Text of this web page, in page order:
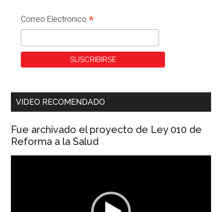
Correo Electronico*
VIDEO RECOMENDADO
Fue archivado el proyecto de Ley 010 de
Reforma a la Salud